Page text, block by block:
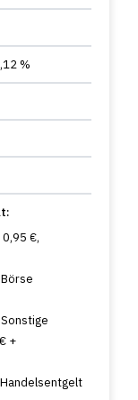
%
0,95 €,
+